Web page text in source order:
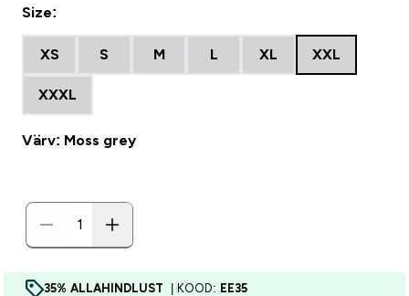
Size:
XS S M L XL XXL
XXXL
Värv: Moss grey
35% ALLAHINDLUST | KOOD: EE35